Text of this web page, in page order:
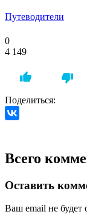
Путеводители
0
4 149
Поделиться:
Всего
Оставить
Ваш email не будет